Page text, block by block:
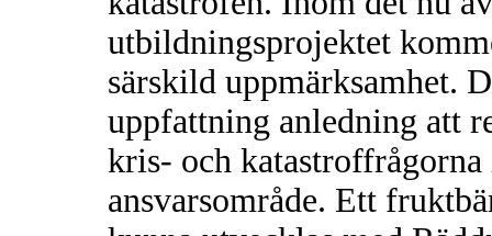
utbildningsprojektet
särskild uppmärksamhet.
uppfattning anledning att
kris- och
ansvarsområde. Ett